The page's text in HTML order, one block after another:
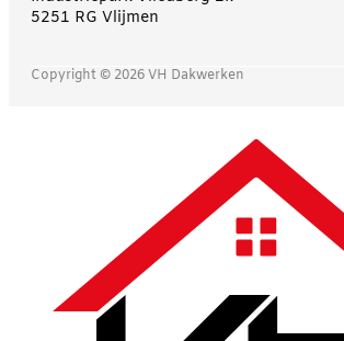
5251 RG Vlijmen
Copyright © 2026 VH Dakwerken